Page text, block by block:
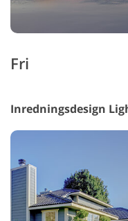
Fri
Inredningsdesign